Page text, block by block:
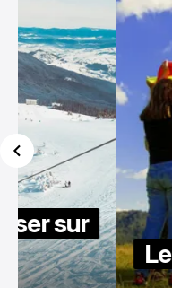
Le Mag